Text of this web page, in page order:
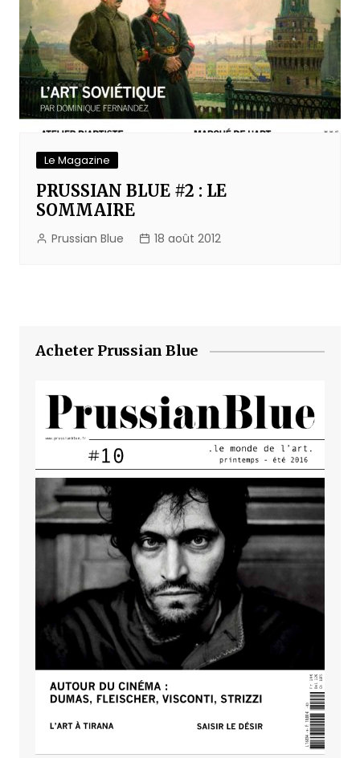
Le Magazine
PRUSSIAN BLUE #2 : LE
SOMMAIRE
Prussian Blue 18 août 2012
Acheter Prussian Blue